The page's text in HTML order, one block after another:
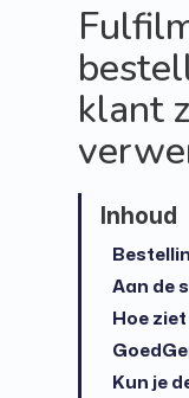
klant
Aan de
Hoe
Kun je